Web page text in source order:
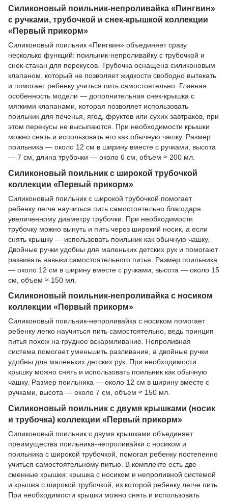
Силиконовый поильник-непроливайка «Пингвин»
с ручками, трубочкой и снек-крышкой коллекции
«Первый прикорм»
Силиконовый поильник «Пингвин» объединяет сразу
несколько функций: поильник-непроливайку с трубочкой и
снек-стакан для перекусов. Трубочка оснащена силиконовым
клапаном, который не позволяет жидкости свободно вытекать
и помогает ребенку учиться пить самостоятельно. Главная
особенность модели — дополнительная снек-крышка с
мягкими клапанами, которая позволяет использовать
поильник для печенья, ягод, фруктов или сухих завтраков, при
этом перекусы не высыпаются. При необходимости крышки
можно снять и использовать его как обычную чашку. Размер
поильника — около 12 см в ширину вместе с ручками, высота
— 7 см, длина трубочки — около 6 см, объем ≈ 200 мл.
Силиконовый поильник с широкой трубочкой
коллекции «Первый прикорм»
Силиконовый поильник с широкой трубочкой помогает
ребенку легче научиться пить самостоятельно благодаря
увеличенному диаметру трубочки. При необходимости
трубочку можно вынуть и пить через широкий носик, а если
снять крышку — использовать поильник как обычную чашку.
Двойные ручки удобны для маленьких детских рук и помогают
развивать навыки самостоятельного питья. Размер поильника
— около 12 см в ширину вместе с ручками, высота — около 15
см, объем ≈ 150 мл.
Силиконовый поильник-непроливайка с носиком
коллекции «Первый прикорм»
Силиконовый поильник-непроливайка с носиком помогает
ребенку легко научиться пить самостоятельно, ведь принцип
питья похож на грудное вскармливание. Непроливная
система помогает уменьшить разливание, а двойные ручки
удобны для маленьких детских рук. При необходимости
крышку можно снять и использовать поильник как обычную
чашку. Размер поильника — около 12 см в ширину вместе с
ручками, высота — около 7 см, объем ≈ 150 мл.
Силиконовый поильник с двумя крышками (носик
и трубочка) коллекции «Первый прикорм»
Силиконовый поильник с двумя крышками объединяет
преимущества поильника-непроливайки с носиком и
поильника с широкой трубочкой, помогая ребенку постепенно
учиться самостоятельному питью. В комплекте есть две
сменные крышки: крышка с носиком и непроливной системой
и крышка с широкой трубочкой, из которой ребенку легче пить.
При необходимости крышки можно снять и использовать